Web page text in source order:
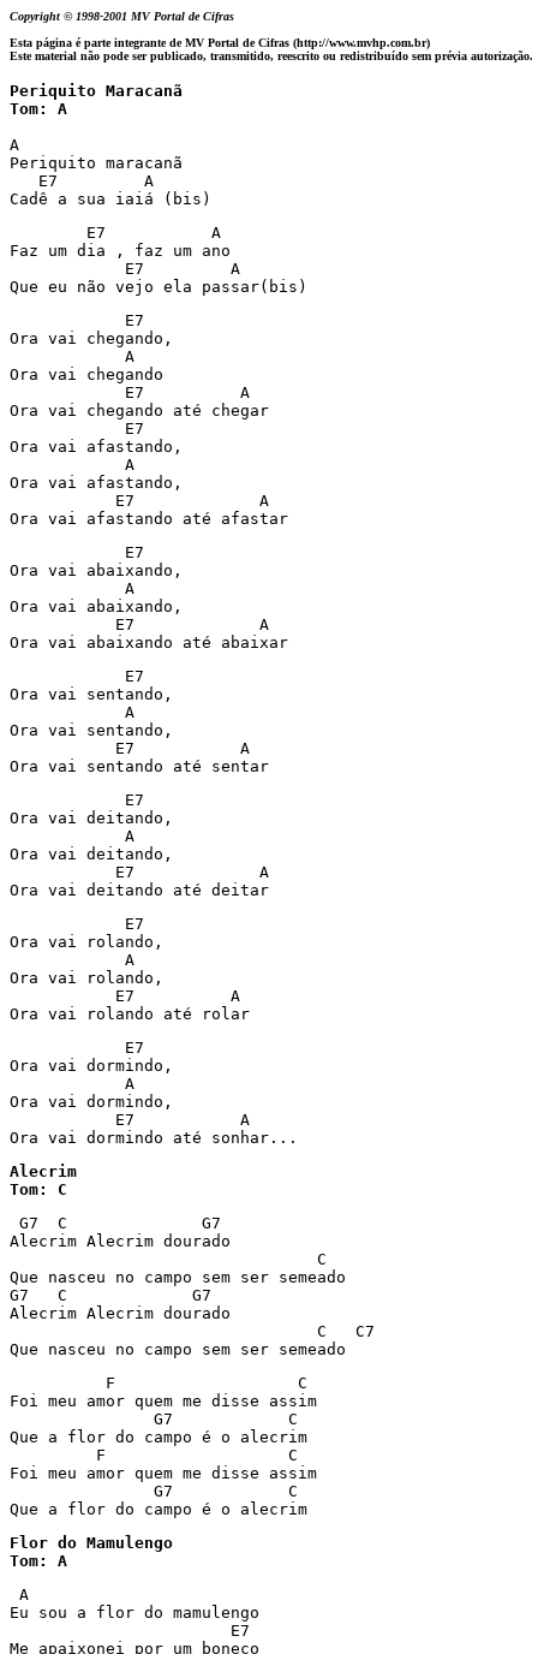
Copyright © 1998-2001 MV Portal de Cifras
Esta página é parte integrante de MV Portal de Cifras (http://www.mvhp.com.br)
Este material não pode ser publicado, transmitido, reescrito ou redistribuído sem prévia autorização.
Periquito Maracanã
Tom: A
A
Periquito maracanã
   E7         A
Cadê a sua iaiá (bis)
        E7           A
Faz um dia , faz um ano
            E7         A
Que eu não vejo ela passar(bis)
            E7
Ora vai chegando,
            A
Ora vai chegando
            E7          A
Ora vai chegando até chegar
            E7
Ora vai afastando,
            A
Ora vai afastando,
           E7             A
Ora vai afastando até afastar
            E7
Ora vai abaixando,
            A
Ora vai abaixando,
           E7             A
Ora vai abaixando até abaixar
            E7
Ora vai sentando,
            A
Ora vai sentando,
           E7           A
Ora vai sentando até sentar
            E7
Ora vai deitando,
            A
Ora vai deitando,
           E7             A
Ora vai deitando até deitar
            E7
Ora vai rolando,
            A
Ora vai rolando,
           E7          A
Ora vai rolando até rolar
            E7
Ora vai dormindo,
            A
Ora vai dormindo,
           E7           A
Ora vai dormindo até sonhar...
Alecrim
Tom: C
G7  C              G7
Alecrim Alecrim dourado
                                C
Que nasceu no campo sem ser semeado
G7   C             G7
Alecrim Alecrim dourado
                                C   C7
Que nasceu no campo sem ser semeado
          F                   C
Foi meu amor quem me disse assim
               G7            C
Que a flor do campo é o alecrim
         F                   C
Foi meu amor quem me disse assim
               G7            C
Que a flor do campo é o alecrim
Flor do Mamulengo
Tom: A
A
Eu sou a flor do mamulengo
                       E7
Me apaixonei por um boneco